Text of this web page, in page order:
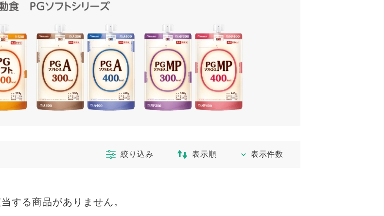
絞り込み 表示順 表示件数
する商品がありません。